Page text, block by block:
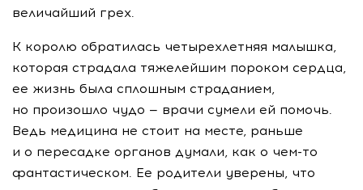
величайший грех.
К королю обратилась четырехлетняя малышка,
которая страдала тяжелейшим пороком сердца,
ее жизнь была сплошным страданием,
но произошло чудо — врачи сумели ей помочь.
Ведь медицина не стоит на месте, раньше
и о пересадке органов думали, как о чем-то
фантастическом. Ее родители уверены, что